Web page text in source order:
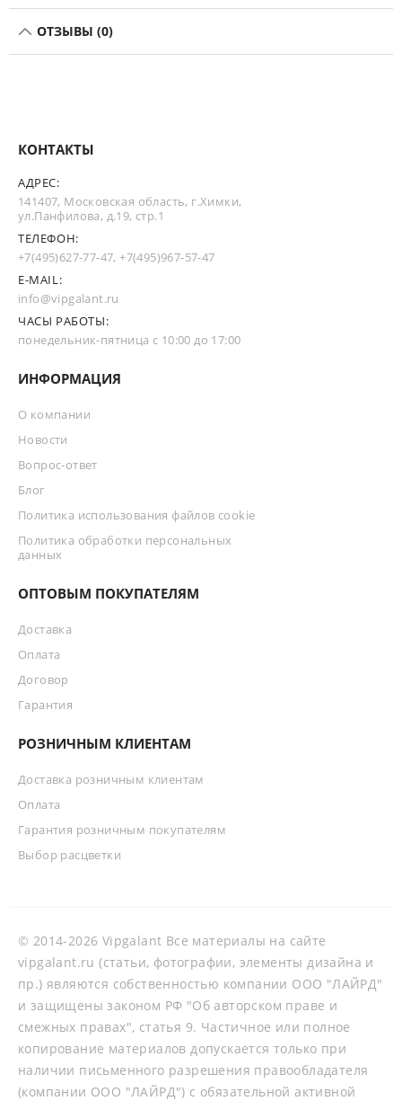
ОТЗЫВЫ (0)
КОНТАКТЫ
АДРЕС:
141407, Московская область, г.Химки,
ул.Панфилова, д.19, стр.1
ТЕЛЕФОН:
+7(495)627-77-47,+7(495)967-57-47
E-MAIL:
info@vipgalant.ru
ЧАСЫ РАБОТЫ:
понедельник-пятница с 10:00 до 17:00
ИНФОРМАЦИЯ
О компании
Новости
Вопрос-ответ
Блог
Политика использования файлов cookie
Политика обработки персональных
данных
ОПТОВЫМ ПОКУПАТЕЛЯМ
Доставка
Оплата
Договор
Гарантия
РОЗНИЧНЫМ КЛИЕНТАМ
Доставка розничным клиентам
Оплата
Гарантия розничным покупателям
Выбор расцветки
© 2014-2026 Vipgalant Все материалы на сайте
vipgalant.ru (статьи, фотографии, элементы дизайна и
пр.) являются собственностью компании ООО "ЛАЙРД"
и защищены законом РФ "Об авторском праве и
смежных правах", статья 9. Частичное или полное
копирование материалов допускается только при
наличии письменного разрешения правообладателя
(компании ООО "ЛАЙРД") с обязательной активной